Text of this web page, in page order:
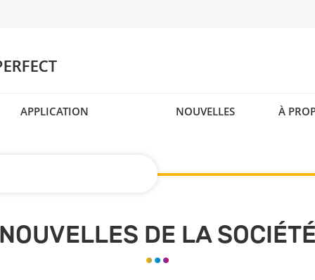
APPLICATION NOUVELLES À
NOUVELLES DE LA SOCIÉTÉ